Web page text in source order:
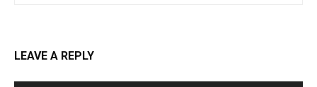
LEAVE A REPLY